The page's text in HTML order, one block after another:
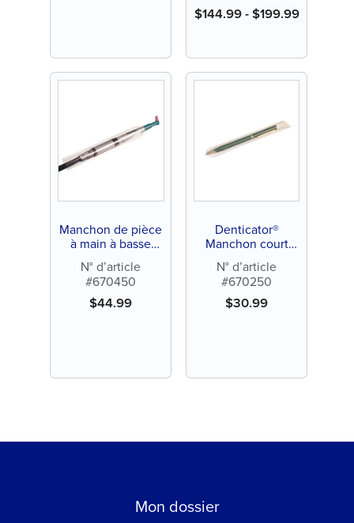
$144.99-$199.99
Manchon de pièce
à main à basse
N° d’article
#670450
$44.99
Denticator®
Manchon court
N° d’article
#670250
$30.99
Mon dossier